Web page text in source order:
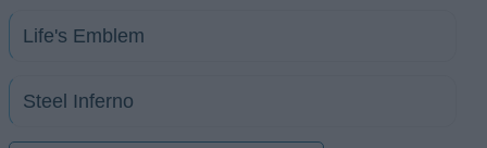
Life's Emblem
Steel Inferno